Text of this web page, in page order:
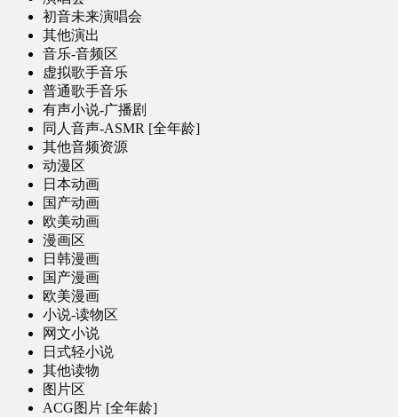
初音未来演唱会
其他演出
音乐-音频区
虚拟歌手音乐
普通歌手音乐
有声小说-广播剧
同人音声-ASMR [全年龄]
其他音频资源
动漫区
日本动画
国产动画
欧美动画
漫画区
日韩漫画
国产漫画
欧美漫画
小说-读物区
网文小说
日式轻小说
其他读物
图片区
ACG图片 [全年龄]